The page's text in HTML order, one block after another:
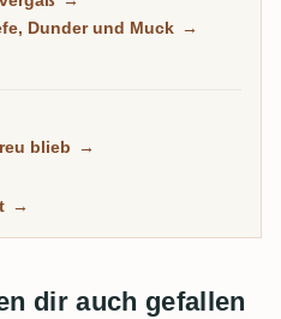
Brennerei
und reiner Batch-Betrieb,
Dunder und Muck →
blieb →
→
dir auch gefallen